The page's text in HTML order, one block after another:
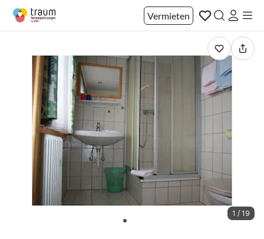
Vermieten
1 / 19